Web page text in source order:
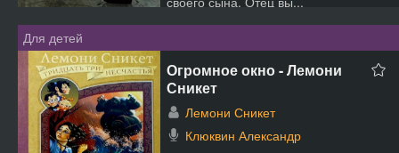
Для детей
Огромное окно - Лемони
Сникет
Лемони Сникет
Клюквин Александр